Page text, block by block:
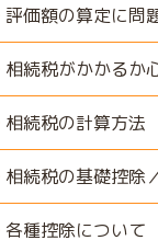
評価額の算定に問
相続税がかかるか
相続税の計算方法
相続税の基礎控除
各種控除について